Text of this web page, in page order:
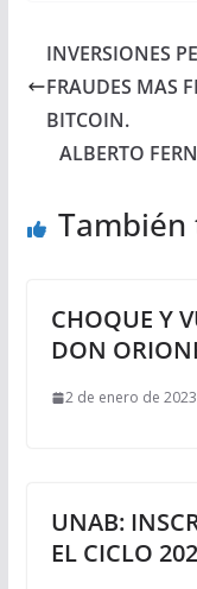
INVERSIONES
FRAUDES MAS
BITCOIN.
ALBERTO
CHOQUE Y
DON
2 de enero de 2023
UNAB:
EL CICLO